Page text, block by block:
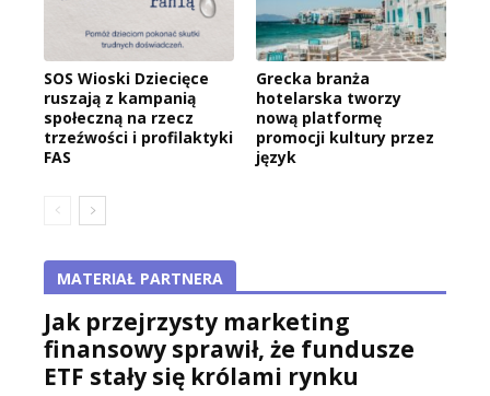
SOS Wioski Dziecięce
ruszają z kampanią
społeczną na rzecz
trzeźwości i profilaktyki
FAS
Grecka branża
hotelarska tworzy
nową platformę
promocji kultury przez
język
MATERIAŁ PARTNERA
Jak przejrzysty marketing
finansowy sprawił, że fundusze
ETF stały się królami rynku